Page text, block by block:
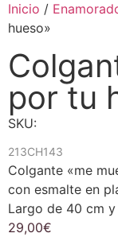
Inicio /
hueso»
por tu
SKU:
213CH143
Colgante «me
con esmalte en
Largo de 40 cm
29,00€